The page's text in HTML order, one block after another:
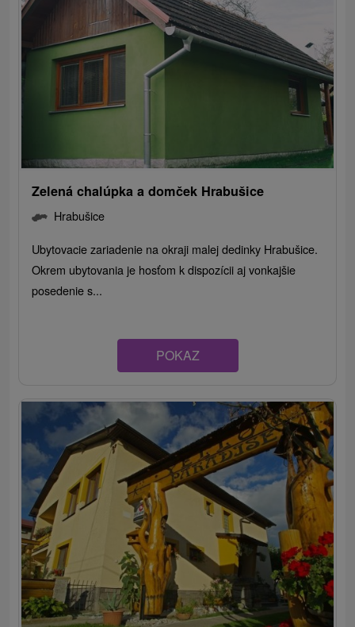
Zelená chalúpka a domček Hrabušice
Hrabušice
Ubytovacie zariadenie na okraji malej dedinky Hrabušice.
Okrem ubytovania je hosťom k dispozícii aj vonkajšie
posedenie s...
POKAZ